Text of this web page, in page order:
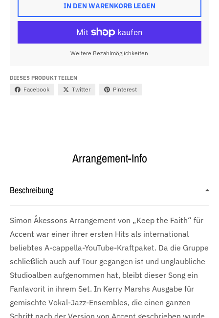
IN DEN WARENKORB LEGEN
Weitere Bezahlmöglichkeiten
DIESES PRODUKT TEILEN
Facebook Twitter Pinterest
Arrangement-Info
Beschreibung
Simon Åkessons Arrangement von „Keep the Faith“ für
Accent war einer ihrer ersten Hits als international
beliebtes A-cappella-YouTube-Kraftpaket. Da die Gruppe
schließlich auch auf Tour gegangen ist und unglaubliche
Studioalben aufgenommen hat, bleibt dieser Song ein
Fanfavorit in ihrem Set. In Kerry Marshs Ausgabe für
gemischte Vokal-Jazz-Ensembles, die einen ganzen